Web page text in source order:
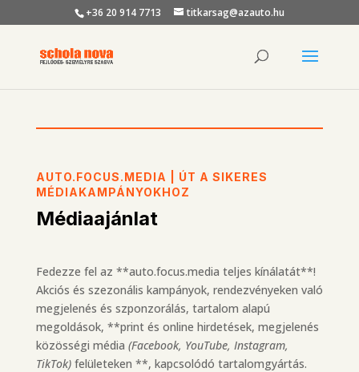
+36 20 914 7713 titkarsag@azauto.hu
AUTO.FOCUS.MEDIA | ÚT A SIKERES
MÉDIAKAMPÁNYOKHOZ
Médiaajánlat
Fedezze fel az **auto.focus.media teljes kínálatát**!
Akciós és szezonális kampányok, rendezvényeken való
megjelenés és szponzorálás, tartalom alapú
megoldások, **print és online hirdetések, megjelenés
közösségi média (Facebook, YouTube, Instagram,
TikTok)felületeken **, kapcsolódó tartalomgyártás.